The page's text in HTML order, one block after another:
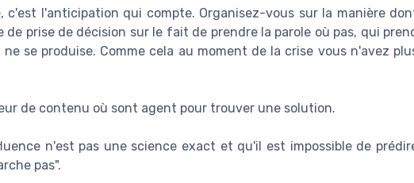
c'est l'anticipation qui compte. Organisez-vous sur la manière
prise de décision sur le fait de prendre la parole où pas, qui
se produise. Comme cela au moment de la crise vous n'avez
de contenu où sont agent pour trouver une solution.
n'est pas une science exact et qu'il est impossible de
pas".